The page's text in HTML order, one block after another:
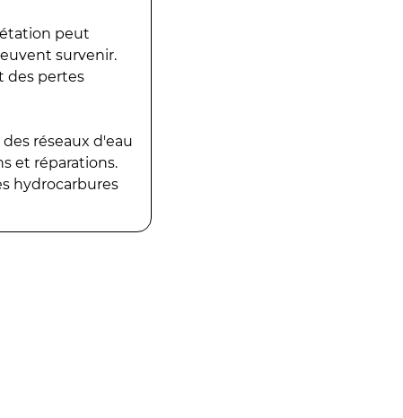
peut
survenir.
des pertes
réseaux d'eau
et réparations.
hydrocarbures